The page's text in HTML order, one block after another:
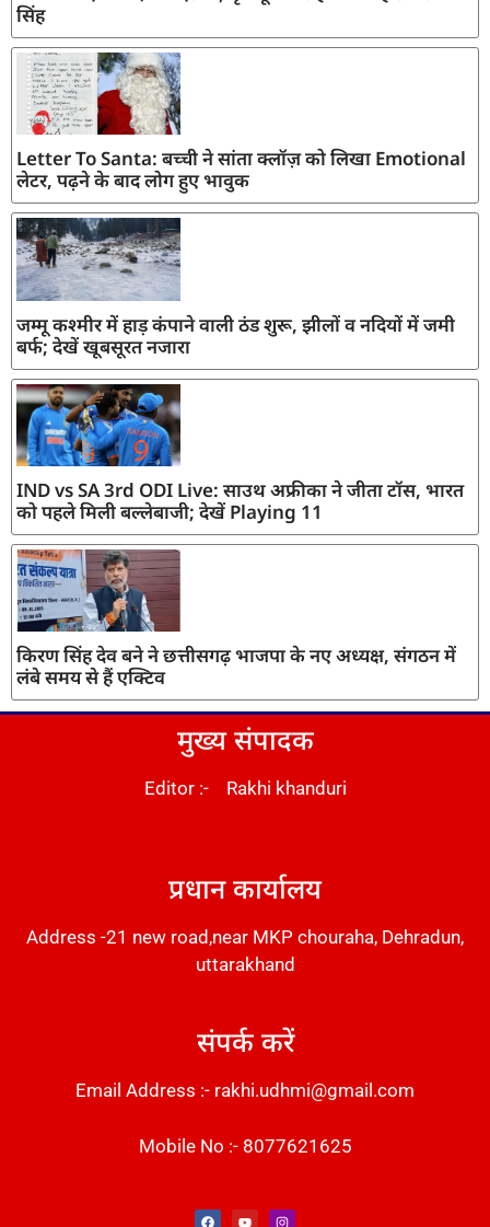
सिंह
Letter To Santa: बच्ची ने सांता क्लॉज़ को लिखा Emotional
लेटर, पढ़ने के बाद लोग हुए भावुक
जम्मू कश्मीर में हाड़ कंपाने वाली ठंड शुरू, झीलों व नदियों में जमी
बर्फ; देखें खूबसूरत नजारा
IND vs SA 3rd ODI Live: साउथ अफ्रीका ने जीता टॉस, भारत
को पहले मिली बल्लेबाजी; देखें Playing 11
किरण सिंह देव बने ने छत्तीसगढ़ भाजपा के नए अध्यक्ष, संगठन में
लंबे समय से हैं एक्टिव
मुख्य संपादक
Editor :- Rakhi khanduri
प्रधान कार्यालय
Address -21 new road,near MKP chouraha, Dehradun,
uttarakhand
संपर्क करें
Email Address :- rakhi.udhmi@gmail.com
Mobile No :- 8077621625